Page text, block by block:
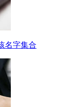
名字集合